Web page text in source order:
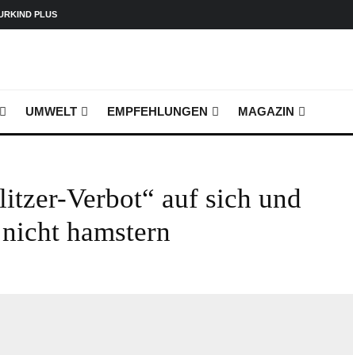
PLUS
UMWELT EMPFEHLUNGEN MAGAZIN
Verbot“ auf sich und
hamstern